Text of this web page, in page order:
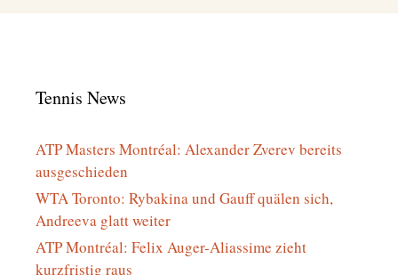
Tennis News
ATP Masters Montréal: Alexander Zverev bereits
ausgeschieden
WTA Toronto: Rybakina und Gauff quälen sich,
Andreeva glatt weiter
ATP Montréal: Felix Auger-Aliassime zieht
kurzfristig raus